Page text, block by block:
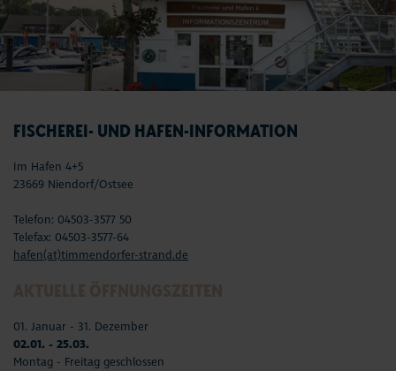
FISCHEREI- UND HAFEN-INFORMATION
Im Hafen 4+5
23669 Niendorf/Ostsee
Telefon: 04503-3577 50
Telefax: 04503-3577-64
hafen(at)timmendorfer-strand.de
01. Januar - 31. Dezember
02.01. - 25.03.
Montag - Freitag geschlossen